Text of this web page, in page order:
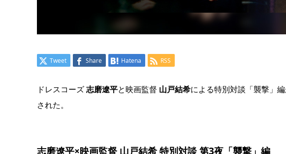
Tweet Share Hatena RSS
ドレスコーズ志磨遼平と映画監督 山戸結希による特別対談「襲撃」
された。
志磨遼平×映画監督 山戸結希 特別対談 第3夜「襲撃」編